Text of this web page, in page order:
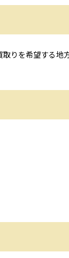
りを希望する地